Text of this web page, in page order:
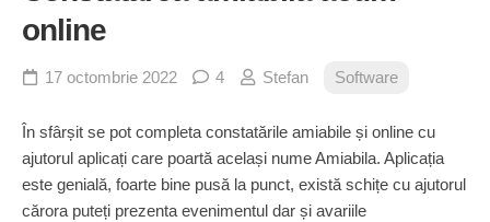
online
17 octombrie 2022 4 Stefan Software
În sfârșit se pot completa constatările amiabile și online cu
ajutorul aplicați care poartă același nume Amiabila. Aplicația
este genială, foarte bine pusă la punct, există schițe cu ajutorul
cărora puteți prezenta evenimentul dar și avariile